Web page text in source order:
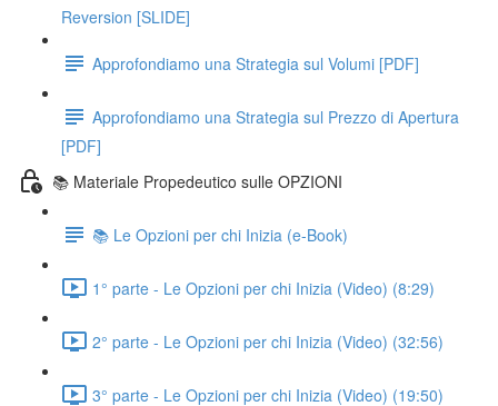
Reversion [SLIDE]
Approfondiamo una Strategia sul Volumi [PDF]
Approfondiamo una Strategia sul Prezzo di Apertura
[PDF]
📚 Materiale Propedeutico sulle OPZIONI
📚 Le Opzioni per chi Inizia (e-Book)
1° parte - Le Opzioni per chi Inizia (Video) (8:29)
2° parte - Le Opzioni per chi Inizia (Video) (32:56)
3° parte - Le Opzioni per chi Inizia (Video) (19:50)